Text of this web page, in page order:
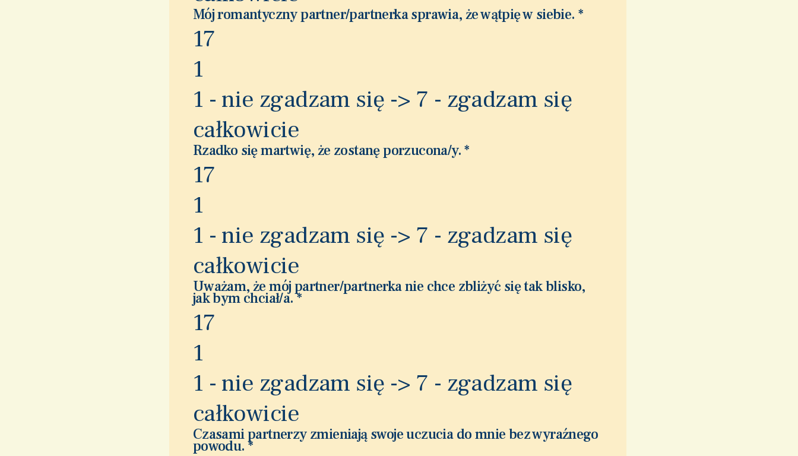
Mój romantyczny partner/partnerka sprawia, że wątpię w siebie.*
17
1
1 - nie zgadzam się -> 7 - zgadzam się
całkowicie
Rzadko się martwię, że zostanę porzucona/y.*
17
1
1 - nie zgadzam się -> 7 - zgadzam się
całkowicie
Uważam, że mój partner/partnerka nie chce zbliżyć się tak blisko,
jak bym chciał/a.*
17
1
1 - nie zgadzam się -> 7 - zgadzam się
całkowicie
Czasami partnerzy zmieniają swoje uczucia do mnie bez wyraźnego
powodu.*